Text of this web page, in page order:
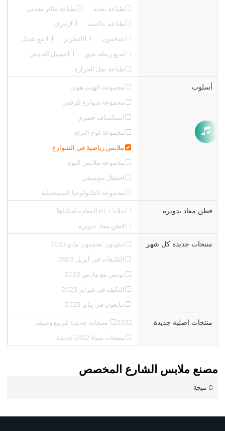
طباعة نفخة
طباعة طائر معدني
طباعة عاكسة
زخرف
يتدفقون
التطريز
بقع شنيل
صبغ ربطة عنق
غسيل الحمض
طباعة نقل الحرارة
أسلوب
مجموعة الهيب هوب
مجموعة شوارع للرقص
استكشاف حضري
مجموعة لوح التزلج
ملابس رياضية في الشوارع
مجموعة ملابس النوم
احتفال موسيقي
مجموعة التكنولوجيا المستقبلية
قطن معاد تدويره
خلايا PET المعادة لخلاياها
قطن معاد تدويره
منتجات جديدة كل شهر
تيتونون يعتمدون مايو 2023
التكيفات في أبريل 2023
تونس مع مارس 2023
التكيف في فبراير 2023
تتابعون في يناير 2023
منتجات اصلية جديدة
2022 منتجات جديدة للربيع وصيف
منتجات شتاء 2022 جديدة
مصنع ملابس الشارع المخصص
0 نتيجة